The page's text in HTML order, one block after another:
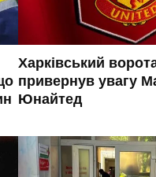
Харківський
привернув увагу
Юнайтед